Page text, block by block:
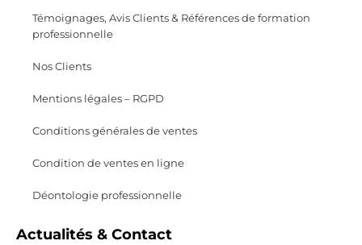
Témoignages, Avis Clients & Références de formation
professionnelle
Nos Clients
Mentions légales – RGPD
Conditions générales de ventes
Condition de ventes en ligne
Déontologie professionnelle
Actualités & Contact